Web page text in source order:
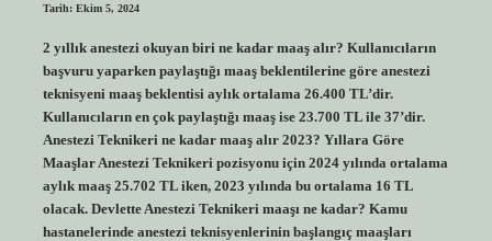
Tarih: Ekim 5, 2024
2 yıllık anestezi okuyan biri ne kadar maaş alır? Kullanıcıların
başvuru yaparken paylaştığı maaş beklentilerine göre anestezi
teknisyeni maaş beklentisi aylık ortalama 26.400 TL’dir.
Kullanıcıların en çok paylaştığı maaş ise 23.700 TL ile 37’dir.
Anestezi Teknikeri ne kadar maaş alır 2023? Yıllara Göre
Maaşlar Anestezi Teknikeri pozisyonu için 2024 yılında ortalama
aylık maaş 25.702 TL iken, 2023 yılında bu ortalama 16 TL
olacak. Devlette Anestezi Teknikeri maaşı ne kadar? Kamu
hastanelerinde anestezi teknisyenlerinin başlangıç ​​maaşları